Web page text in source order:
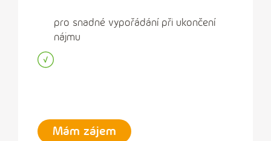
pro snadné vypořádání při ukončení
nájmu
Mám zájem